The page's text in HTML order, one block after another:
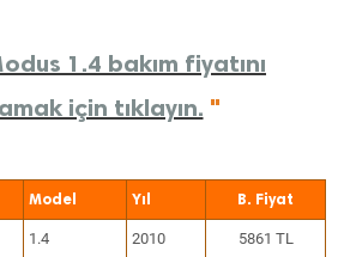
1.4 bakım fiyatını
için tıklayın. "
Model Yıl
1.4 2010 5861 TL